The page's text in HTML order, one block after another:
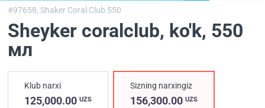
#97658,Shaker Coral Club 550
Sheyker coralclub, ko'k, 550
мл
Klub narxi
125,000.00 UZS
Sizning narxingiz
156,300.00UZS